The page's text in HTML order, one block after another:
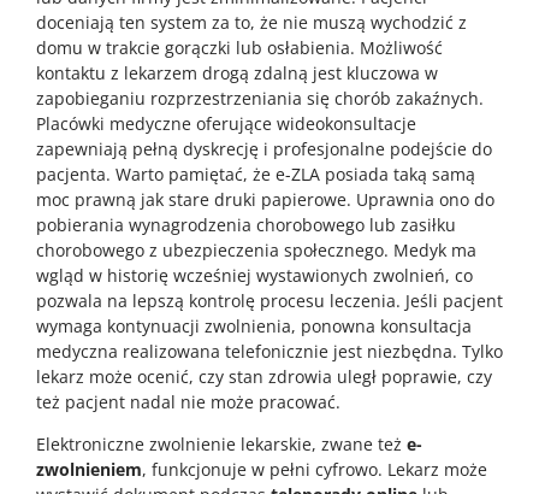
doceniają ten system za to, że nie muszą wychodzić z
domu w trakcie gorączki lub osłabienia. Możliwość
kontaktu z lekarzem drogą zdalną jest kluczowa w
zapobieganiu rozprzestrzeniania się chorób zakaźnych.
Placówki medyczne oferujące wideokonsultacje
zapewniają pełną dyskrecję i profesjonalne podejście do
pacjenta. Warto pamiętać, że e-ZLA posiada taką samą
moc prawną jak stare druki papierowe. Uprawnia ono do
pobierania wynagrodzenia chorobowego lub zasiłku
chorobowego z ubezpieczenia społecznego. Medyk ma
wgląd w historię wcześniej wystawionych zwolnień, co
pozwala na lepszą kontrolę procesu leczenia. Jeśli pacjent
wymaga kontynuacji zwolnienia, ponowna konsultacja
medyczna realizowana telefonicznie jest niezbędna. Tylko
lekarz może ocenić, czy stan zdrowia uległ poprawie, czy
też pacjent nadal nie może pracować.
Elektroniczne zwolnienie lekarskie, zwane też e-
zwolnieniem, funkcjonuje w pełni cyfrowo. Lekarz może